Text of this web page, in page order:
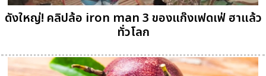
ดังใหญ่! คลิปล้อ iron man 3 ของแก๊งเฟดเฟ่ ฮาแล้ว
ทั่วโลก